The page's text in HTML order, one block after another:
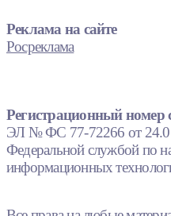
Реклама на сайте
Росреклама
Регистрационный номер
ЭЛ № ФС 77-72266 от
Федеральной службой по
информационных